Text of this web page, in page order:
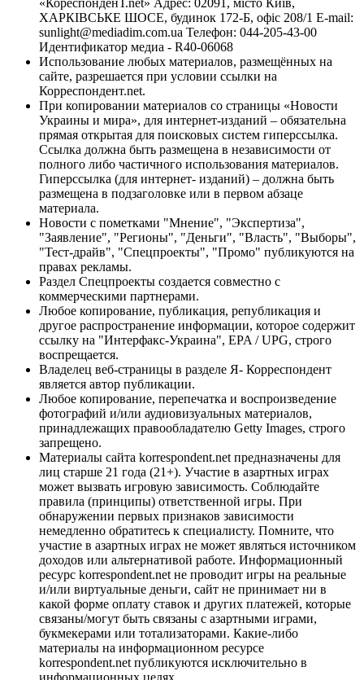
ХАРКІВСЬКЕ ШОСЕ, будинок 172-Б, офіс 208/1 E-mail:
sunlight@mediadim.com.ua Телефон: 044-205-43-00
Идентификатор медиа - R40-06068
Использование любых материалов, размещённых на
сайте, разрешается при условии ссылки на
Корреспондент.net.
При копировании материалов со страницы «Новости
Украины и мира», для интернет-изданий – обязательна
прямая открытая для поисковых систем гиперссылка.
Ссылка должна быть размещена в независимости от
полного либо частичного использования материалов.
Гиперссылка (для интернет- изданий) – должна быть
размещена в подзаголовке или в первом абзаце
материала.
Новости с пометками "Мнение", "Экспертиза",
"Заявление", "Регионы", "Деньги", "Власть", "Выборы",
"Тест-драйв", "Спецпроекты", "Промо" публикуются на
правах рекламы.
Раздел Спецпроекты создается совместно с
коммерческими партнерами.
Любое копирование, публикация, републикация и
другое распространение информации, которое содержит
ссылку на "Интерфакс-Украина", EPA / UPG, строго
воспрещается.
Владелец веб-страницы в разделе Я- Корреспондент
является автор публикации.
Любое копирование, перепечатка и воспроизведение
фотографий и/или аудиовизуальных материалов,
принадлежащих правообладателю Getty Images, строго
запрещено.
Материалы сайта korrespondent.net предназначены для
лиц старше 21 года (21+). Участие в азартных играх
может вызвать игровую зависимость. Соблюдайте
правила (принципы) ответственной игры. При
обнаружении первых признаков зависимости
немедленно обратитесь к специалисту. Помните, что
участие в азартных играх не может являться источником
доходов или альтернативой работе. Информационный
ресурс korrespondent.net не проводит игры на реальные
и/или виртуальные деньги, сайт не принимает ни в
какой форме оплату ставок и других платежей, которые
связаны/могут быть связаны с азартными играми,
букмекерами или тотализаторами. Какие-либо
материалы на информационном ресурсе
korrespondent.net публикуются исключительно в
информационных целях.